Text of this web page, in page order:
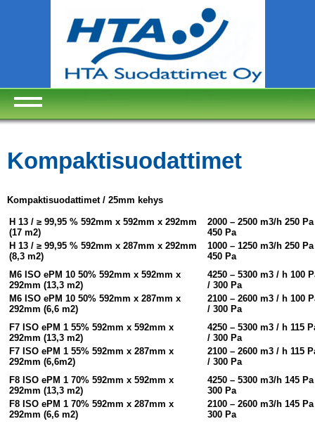
Kompaktisuodattimet
Kompaktisuodattimet / 25mm kehys
H 13 / ≥ 99,95 % 592mm x 592mm x 292mm
(17 m2)
2000 – 2500 m3/h 250
450 Pa
H 13 / ≥ 99,95 % 592mm x 287mm x 292mm
(8,3 m2)
1000 – 1250 m3/h 250
450 Pa
M6 ISO ePM 10 50% 592mm x 592mm x
292mm (13,3 m2)
4250 – 5300 m3 / h 100
/ 300 Pa
M6 ISO ePM 10 50% 592mm x 287mm x
292mm (6,6 m2)
2100 – 2600 m3 / h 100
/ 300 Pa
F7 ISO ePM 1 55% 592mm x 592mm x
292mm (13,3 m2)
4250 – 5300 m3 / h 115
/ 300 Pa
F7 ISO ePM 1 55% 592mm x 287mm x
292mm (6,6m2)
2100 – 2600 m3 / h 115
/ 300 Pa
F8 ISO ePM 1 70% 592mm x 592mm x
292mm (13,3 m2)
4250 – 5300 m3/h 145
300 Pa
F8 ISO ePM 1 70% 592mm x 287mm x
292mm (6,6 m2)
2100 – 2600 m3/h 145
300 Pa